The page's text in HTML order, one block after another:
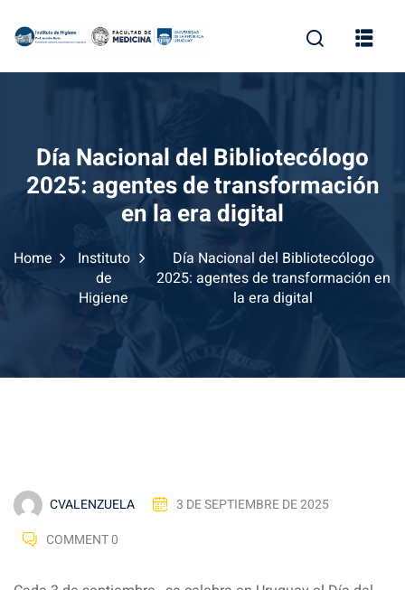
Día Nacional del Bibliotecólogo
2025: agentes de transformación
en la era digital
Home
Instituto
de
Higiene
Día Nacional del Bibliotecólogo
2025: agentes de transformación en
la era digital
CVALENZUELA
3 DE SEPTIEMBRE DE 2025
COMMENT 0